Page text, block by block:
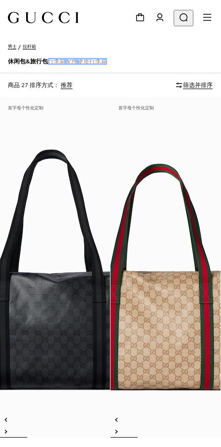
男士 拉杆箱
休闲包&旅行包行李箱 配件 硬质行李箱
商品 27 排序方式： 推荐 筛选并排序
首字母个性化定制 首字母个性化定制